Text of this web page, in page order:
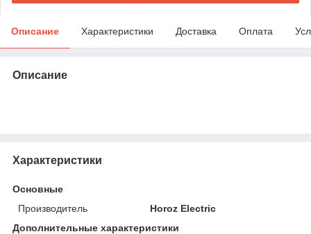
Описание Характеристики Доставка Оплата
Описание
Характеристики
Основные
Производитель
Horoz Electric
Дополнительные характеристики